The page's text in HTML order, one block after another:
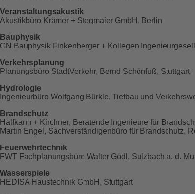
Veranstaltungsakustik
Akustikbüro Krämer + Stegmaier GmbH, Berlin
Bauphysik
GN Bauphysik Finkenberger + Kollegen
Verkehrsplanung
Planungsbüro StadtVerkehr, Bernd Schönfuß, Stuttgart
Hydrologie
Ingenieurbüro Wolfgang Bürkle, Tiefbau und
Brandschutz
Halfkann + Kirchner, Beratende Ingenieure für
Martin Engel, Sachverständigenbüro für Brandschutz,
Feuerwehrtechnik
FWT Fachplanungsbüro Walter Gödl, Sulzbach a. d.
Wasserspiele
HEDISA Haustechnik GmbH, Stuttgart